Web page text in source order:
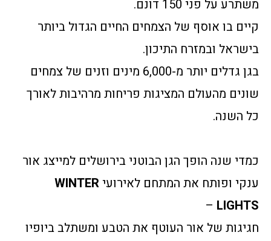
משתרע על פני 150 דונם.
קיים בו אוסף של הצמחים החיים הגדול ביותר
בישראל ובמזרח התיכון.
בגן גדלים יותר מ-6,000 מינים וזנים של צמחים
שונים מהעולם המציגות פריחות מרהיבות לאורך
כל השנה.
כמדי שנה הופך הגן הבוטני בירושלים למייצג אור
ענקי ופותח את המתחם לאירועיWINTER
LIGHTS
–
חגיגות של אור העוטף את הטבע ומשתלב ביופיו